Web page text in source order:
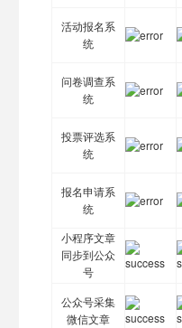
活动报名系
统
问卷调查系
统
投票评选系
统
报名申请系
统
小程序文章
同步到公众
号
公众号采集
微信文章